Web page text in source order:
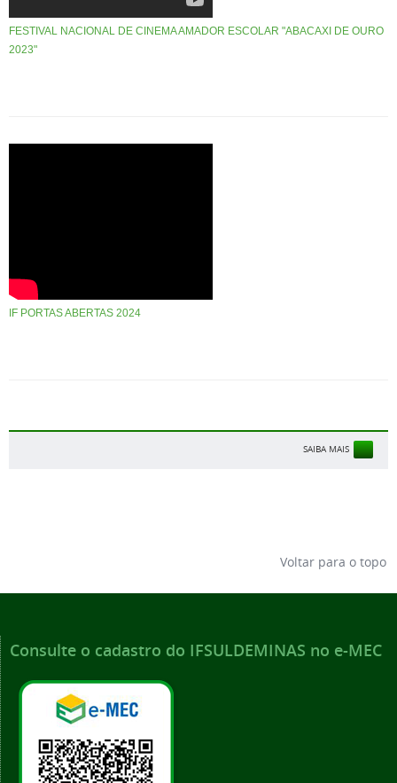
FESTIVAL NACIONAL DE CINEMA AMADOR ESCOLAR "ABACAXI DE OURO
2023"
IF PORTAS ABERTAS 2024
SAIBA MAIS
Voltar para o topo
Consulte o cadastro do IFSULDEMINAS no e-MEC